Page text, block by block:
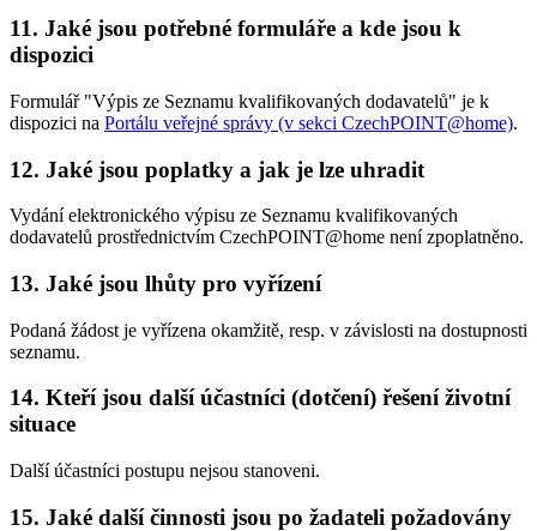
11. Jaké jsou potřebné formuláře a kde jsou k
dispozici
Formulář "Výpis ze Seznamu kvalifikovaných dodavatelů" je k
dispozici na Portálu veřejné správy (v sekci CzechPOINT@home).
12. Jaké jsou poplatky a jak je lze uhradit
Vydání elektronického výpisu ze Seznamu kvalifikovaných
dodavatelů prostřednictvím CzechPOINT@home není zpoplatněno.
13. Jaké jsou lhůty pro vyřízení
Podaná žádost je vyřízena okamžitě, resp. v závislosti na dostupnosti
seznamu.
14. Kteří jsou další účastníci (dotčení) řešení životní
situace
Další účastníci postupu nejsou stanoveni.
15. Jaké další činnosti jsou po žadateli požadovány